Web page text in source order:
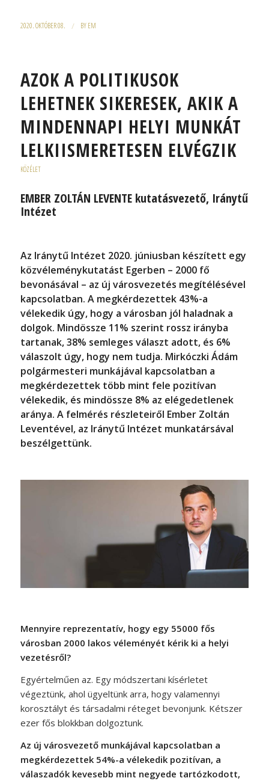
2020. OKTÓBER 08. / BYEM
AZOK A POLITIKUSOK
LEHETNEK SIKERESEK, AKIK A
MINDENNAPI HELYI MUNKÁT
LELKIISMERETESEN ELVÉGZIK
KÖZÉLET
EMBER ZOLTÁN LEVENTE kutatásvezető, Iránytű
Intézet
Az Iránytű Intézet 2020. júniusban készített egy
közvéleménykutatást Egerben – 2000 fő
bevonásával – az új városvezetés megítélésével
kapcsolatban. A megkérdezettek 43%-a
vélekedik úgy, hogy a városban jól haladnak a
dolgok. Mindössze 11% szerint rossz irányba
tartanak, 38% semleges választ adott, és 6%
válaszolt úgy, hogy nem tudja. Mirkóczki Ádám
polgármesteri munkájával kapcsolatban a
megkérdezettek több mint fele pozitívan
vélekedik, és mindössze 8% az elégedetlenek
aránya. A felmérés részleteiről Ember Zoltán
Leventével, az Iránytű Intézet munkatársával
beszélgettünk.
Mennyire reprezentatív, hogy egy 55000 fős
városban 2000 lakos véleményét kérik ki a helyi
vezetésről?
Egyértelműen az. Egy módszertani kísérletet
végeztünk, ahol ügyeltünk arra, hogy valamennyi
korosztályt és társadalmi réteget bevonjunk. Kétszer
ezer fős blokkban dolgoztunk.
Az új városvezető munkájával kapcsolatban a
megkérdezettek 54%-a vélekedik pozitívan, a
válaszadók kevesebb mint negyede tartózkodott,